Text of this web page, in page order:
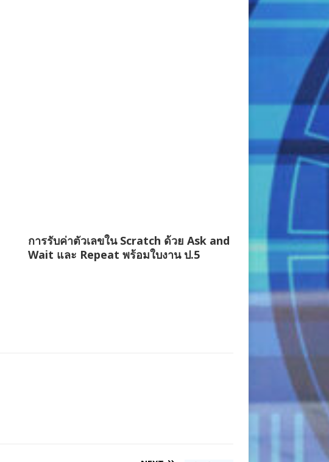
การรับค่าตัวเลขใน Scratch ด้วย Ask and
Wait และ Repeat พร้อมใบงาน ป.5